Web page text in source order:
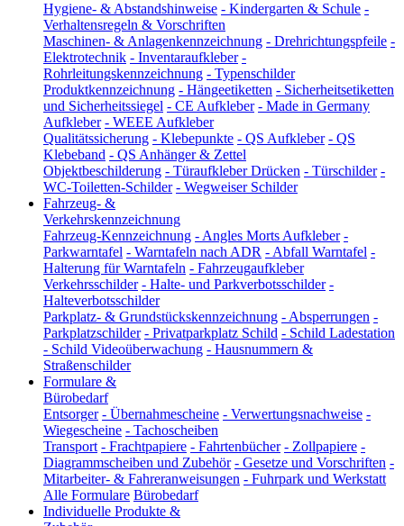
Hygiene- & Abstandshinweise - Kindergarten & Schule -
Verhaltensregeln & Vorschriften
Maschinen- & Anlagenkennzeichnung - Drehrichtungspfeile -
Elektrotechnik - Inventaraufkleber -
Rohrleitungskennzeichnung - Typenschilder
Produktkennzeichnung - Hängeetiketten - Sicherheitsetiketten
und Sicherheitssiegel - CE Aufkleber - Made in Germany
Aufkleber - WEEE Aufkleber
Qualitätssicherung - Klebepunkte - QS Aufkleber - QS
Klebeband - QS Anhänger & Zettel
Objektbeschilderung - Türaufkleber Drücken - Türschilder -
WC-Toiletten-Schilder - Wegweiser Schilder
Fahrzeug- &
Verkehrskennzeichnung
Fahrzeug-Kennzeichnung - Angles Morts Aufkleber -
Parkwarntafel - Warntafeln nach ADR - Abfall Warntafel -
Halterung für Warntafeln - Fahrzeugaufkleber
Verkehrsschilder - Halte- und Parkverbotsschilder -
Halteverbotsschilder
Parkplatz- & Grundstückskennzeichnung - Absperrungen -
Parkplatzschilder - Privatparkplatz Schild - Schild Ladestation
- Schild Videoüberwachung - Hausnummern &
Straßenschilder
Formulare &
Bürobedarf
Entsorger - Übernahmescheine - Verwertungsnachweise -
Wiegescheine - Tachoscheiben
Transport - Frachtpapiere - Fahrtenbücher - Zollpapiere -
Diagrammscheiben und Zubehör - Gesetze und Vorschriften -
Mitarbeiter- & Fahreranweisungen - Fuhrpark und Werkstatt
Alle Formulare Bürobedarf
Individuelle Produkte &